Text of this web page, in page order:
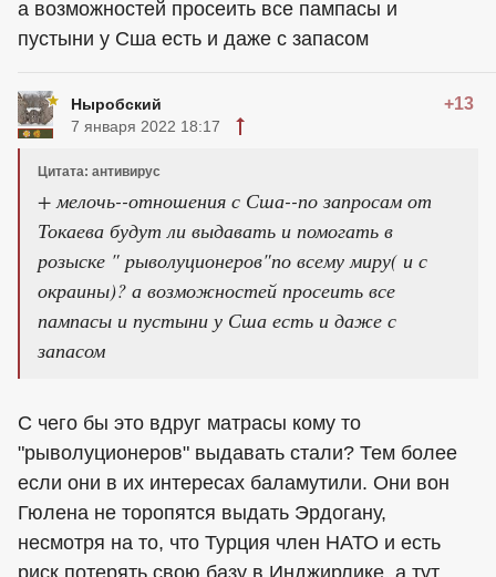
а возможностей просеить все пампасы и
пустыни у Сша есть и даже с запасом
Ныробский +13
7 января 2022 18:17
Цитата: антивирус
+ мелочь--отношения с Сша--по запросам от
Токаева будут ли выдавать и помогать в
розыске " рыволуционеров"по всему миру( и с
окраины)? а возможностей просеить все
пампасы и пустыни у Сша есть и даже с
запасом
С чего бы это вдруг матрасы кому то
"рыволуционеров" выдавать стали? Тем более
если они в их интересах баламутили. Они вон
Гюлена не торопятся выдать Эрдогану,
несмотря на то, что Турция член НАТО и есть
риск потерять свою базу в Инджирлике, а тут